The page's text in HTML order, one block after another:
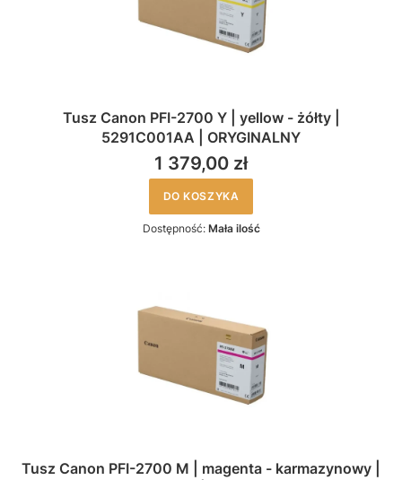
Tusz Canon PFI-2700 Y | yellow - żółty |
5291C001AA | ORYGINALNY
1 379,00 zł
DO KOSZYKA
Dostępność: Mała ilość
Tusz Canon PFI-2700 M | magenta - karmazynowy |